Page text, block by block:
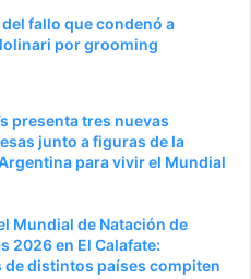
del fallo que condenó a
por grooming
presenta tres nuevas
junto a figuras de la
para vivir el Mundial
Mundial de Natación de
2026 en El Calafate:
de distintos países compiten